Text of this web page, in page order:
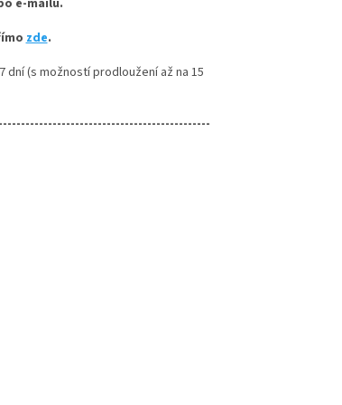
e-mailu.
zde.
(s možností prodloužení až na 15